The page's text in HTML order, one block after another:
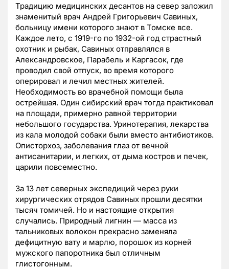
Традицию медицинских десантов на север заложил
знаменитый врач Андрей Григорьевич Савиных,
больницу имени которого знают в Томске все.
Каждое лето, с 1919-го по 1932-ой год страстный
охотник и рыбак, Савиных отправлялся в
Александровское, Парабель и Каргасок, где
проводил свой отпуск, во время которого
оперировал и лечил местных жителей.
Необходимость во врачебной помощи была
острейшая. Один сибирский врач тогда практиковал
на площади, примерно равной территории
небольшого государства. Уринотерапия, лекарства
из кала молодой собаки были вместо антибиотиков.
Описторхоз, заболевания глаз от вечной
антисанитарии, и легких, от дыма костров и печек,
царили повсеместно.
За 13 лет северных экспедиций через руки
хирургических отрядов Савиных прошли десятки
тысяч томичей. Но и настоящие открытия
случались. Природный лигнин — масса из
тальниковых волокон прекрасно заменяла
дефицитную вату и марлю, порошок из корней
мужского папоротника был отличным
глистогонным.